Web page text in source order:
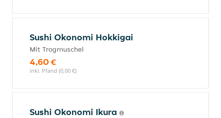
Sushi Okonomi Hokkigai
Mit Trogmuschel
4,60 €
inkl. Pfand (0,00 €)
Sushi Okonomi Ikura